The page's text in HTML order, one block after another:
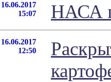
16.06.2017
15:07
НАСА
16.06.2017
12:50